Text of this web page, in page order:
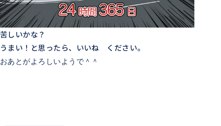
苦しいかな？
うまい！と思ったら、いいね ください。
おあとがよろしいようで＾＾